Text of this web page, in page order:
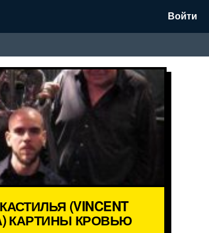
Войти
(VINCENT
КАРТИНЫ КРОВЬЮ